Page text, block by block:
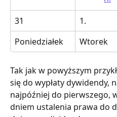
31 1.
Poniedziałek
Wtorek
Tak jak w powyższym
się do wypłaty dywidendy,
najpóźniej do pierwszego,
dniem ustalenia prawa do